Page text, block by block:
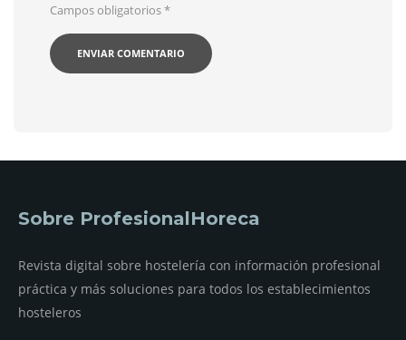
Campos obligatorios*
Sobre ProfesionalHoreca
Revista digital sobre hostelería con información profesional
práctica y más soluciones para todos los establecimientos
hosteleros